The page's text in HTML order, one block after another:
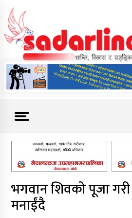
content
News For Nepal
भगवान शिवको पूजा गरी
मनाईंदै